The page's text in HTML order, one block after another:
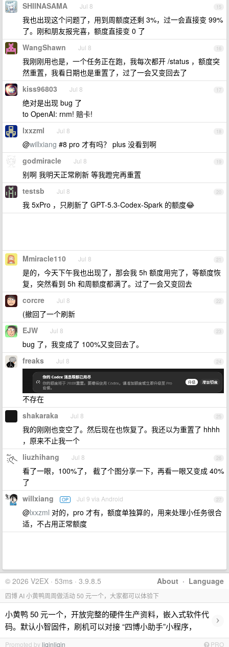
15
SHIINASAMA Jul 8
我也出现这个问题了，用到周额度还剩 3%，过一会直接变 99%
了。刚和朋友报完喜，额度直接变 0 了
16
WangShawn Jul 8
我刚刚用也是，一个任务正在跑，我每次都开 /status ，额度突
然重置，我看日期也是重置了，过了一会又变回去了
17
kiss96803 Jul 8
绝对是出现 bug 了
to OpenAI: rnm! 赔卡!
18
lxxzml Jul 8
@willxiang #8 pro 才有吗？ plus 没看到啊
19
godmiracle Jul 8
别啊 我明天正常刷新 等我蹬完再重置
20
testsb Jul 8
我 5xPro ，只刷新了 GPT-5.3-Codex-Spark 的额度😂
21
Mmiracle110 Jul 8
是的，今天下午我也出现了，那会我 5h 额度用完了，等额度恢
复，突然看到 5h 和周额度都满了。过了一会又变回去
22
corcre Jul 8
(撤回了一个刷新
23
EJW Jul 8
bug 了，我变成了 100%又变回去了。
24
freaks Jul 8
不存在
25
shakaraka Jul 8
我的刚刚也变空了。然后现在也恢复了。我还以为重置了 hhhh
，原来不止我一个
26
liuzhihang Jul 8
看了一眼，100%了， 截了个图分享一下，再看一眼又变成 40%
了
27
willxiang OP Jul 9 via Android
@lxxzml 对的，pro 才有，额度单独算的，用来处理小任务很合
适，不占用正常额度
About · Language
© 2026 V2EX · 53ms · 3.9.8.5
四博 AI 小黄鸭周周做活动 50 元一个，大家都可以体验下
小黄鸭 50 元一个，开放完整的硬件生产资料，嵌入式软件代
码。默认小智固件，刷机可以对接 “四博小助手”小程序，
›
Promoted byliqinliqin PRO